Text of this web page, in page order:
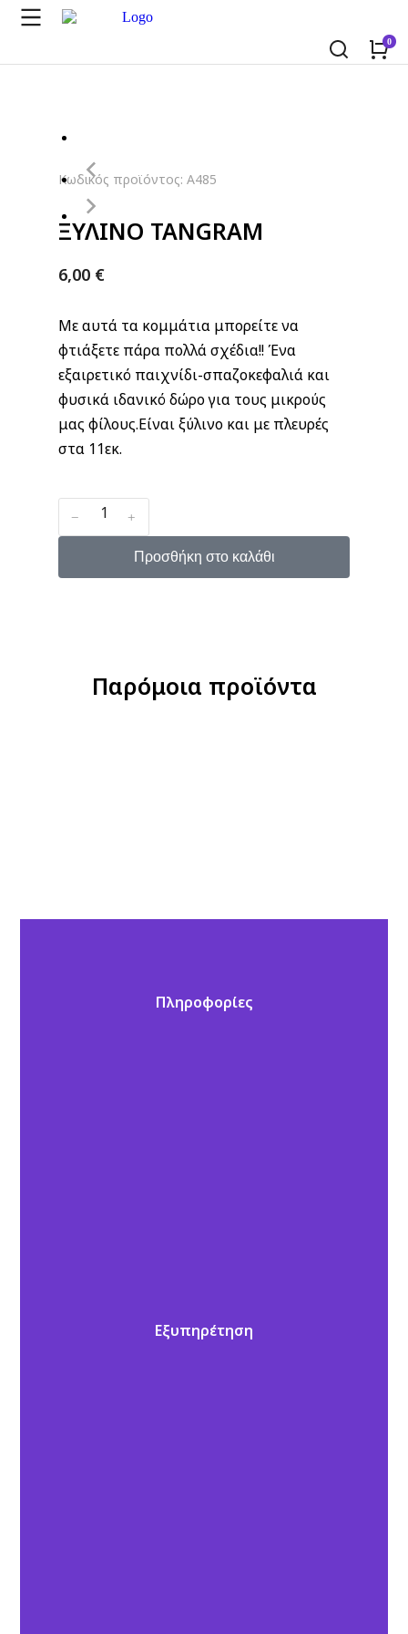
Κωδικός προϊόντος: A485
ΞΥΛΙΝΟ TANGRAM
6,00 €
Με αυτά τα κομμάτια μπορείτε να
φτιάξετε πάρα πολλά σχέδια!! Ένα
εξαιρετικό παιχνίδι-σπαζοκεφαλιά και
φυσικά ιδανικό δώρο για τους μικρούς
μας φίλους.Είναι ξύλινο και με πλευρές
στα 11εκ.
﹣ ﹢
Προσθήκη στο καλάθι
Παρόμοια προϊόντα
Πληροφορίες
Εξυπηρέτηση